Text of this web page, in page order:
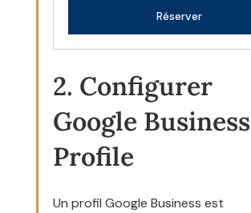
Réserver
2. Configurer
Google Business
Profile
Un profil Google Business est